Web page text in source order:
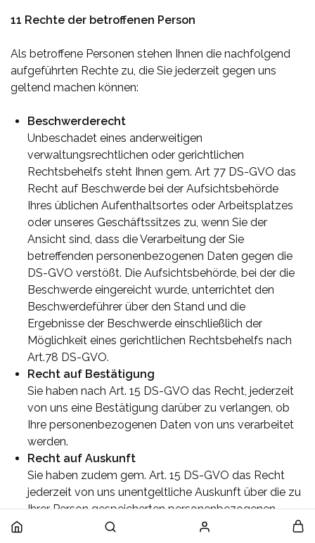
11 Rechte der betroffenen Person
Als betroffene Personen stehen Ihnen die nachfolgend
aufgeführten Rechte zu, die Sie jederzeit gegen uns
geltend machen können:
Beschwerderecht
Unbeschadet eines anderweitigen
verwaltungsrechtlichen oder gerichtlichen
Rechtsbehelfs steht Ihnen gem. Art 77 DS-GVO das
Recht auf Beschwerde bei der Aufsichtsbehörde
Ihres üblichen Aufenthaltsortes oder Arbeitsplatzes
oder unseres Geschäftssitzes zu, wenn Sie der
Ansicht sind, dass die Verarbeitung der Sie
betreffenden personenbezogenen Daten gegen die
DS-GVO verstößt. Die Aufsichtsbehörde, bei der die
Beschwerde eingereicht wurde, unterrichtet den
Beschwerdeführer über den Stand und die
Ergebnisse der Beschwerde einschließlich der
Möglichkeit eines gerichtlichen Rechtsbehelfs nach
Art.78 DS-GVO.
Recht auf Bestätigung
Sie haben nach Art. 15 DS-GVO das Recht, jederzeit
von uns eine Bestätigung darüber zu verlangen, ob
Ihre personenbezogenen Daten von uns verarbeitet
werden.
Recht auf Auskunft
Sie haben zudem gem. Art. 15 DS-GVO das Recht
jederzeit von uns unentgeltliche Auskunft über die zu
Ihrer Person gespeicherten personenbezogenen
Daten und eine Kopie dieser Auskunft zu erhalten.